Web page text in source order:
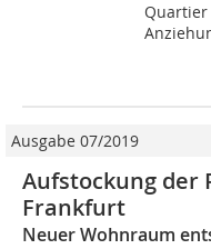
Ausgabe 07/2019
Aufstockung der
Frankfurt
Neuer Wohnraum